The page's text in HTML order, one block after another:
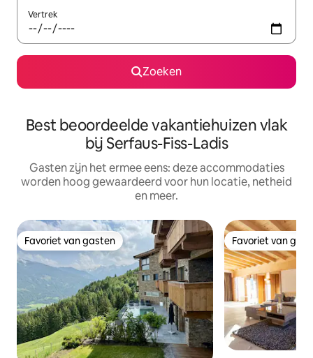
Vertrek
Zoeken
Best beoordeelde vakantiehuizen vlak
bij Serfaus-Fiss-Ladis
Gasten zijn het ermee eens: deze accommodaties
worden hoog gewaardeerd voor hun locatie, netheid
en meer.
Favoriet van gasten
Favoriet van gasten Favoriet van
Favoriet van